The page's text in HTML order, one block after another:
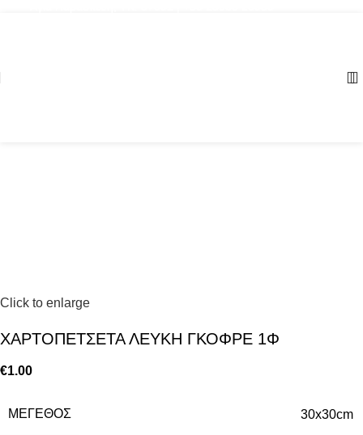
Click to enlarge
ΧΑΡΤΟΠΕΤΣΕΤΑ ΛΕΥΚΗ ΓΚΟΦΡΕ 1Φ
€1.00
ΜΈΓΕΘΟΣ 30x30cm